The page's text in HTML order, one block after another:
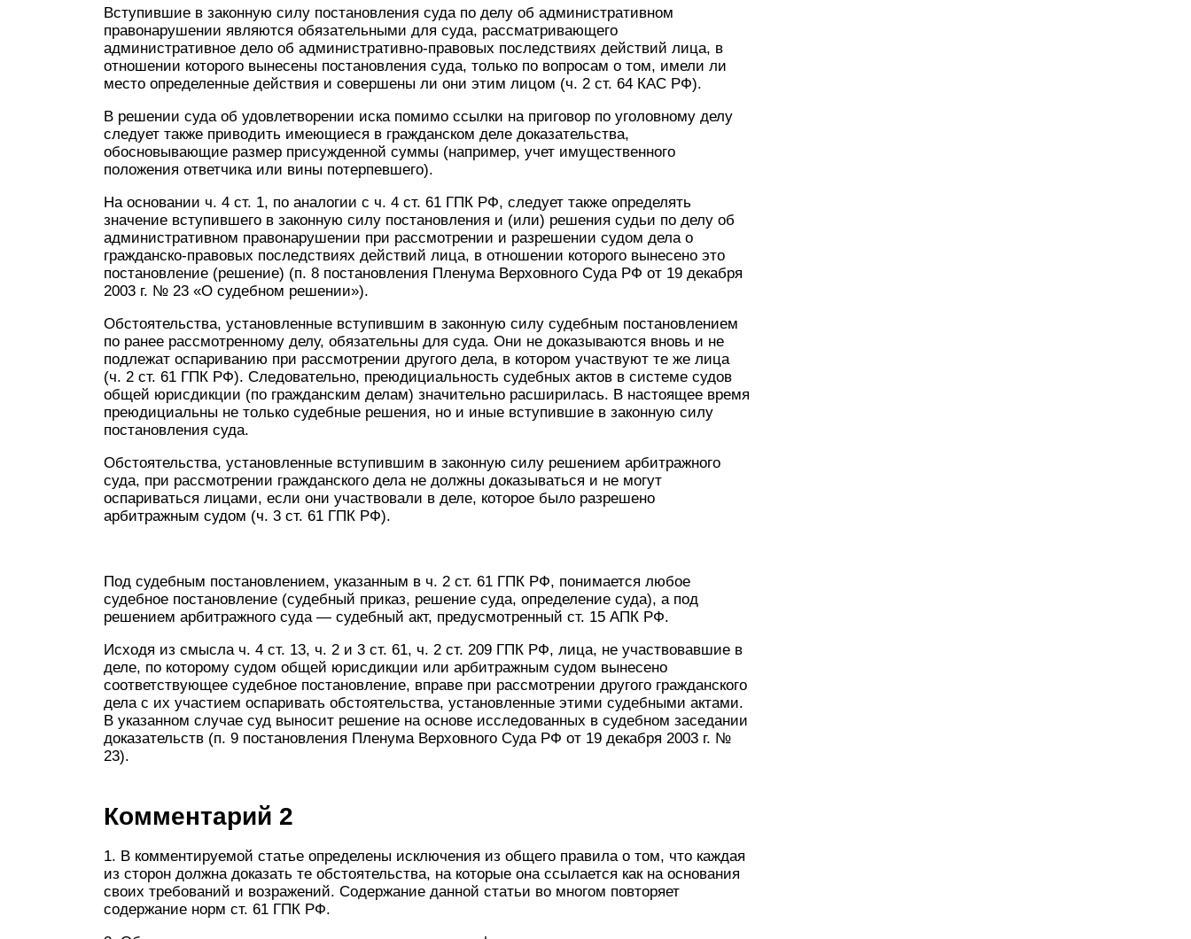
Вступившие в законную силу постановления суда по делу об административном
правонарушении являются обязательными для суда, рассматривающего
административное дело об административно-правовых последствиях действий лица, в
отношении которого вынесены постановления суда, только по вопросам о том, имели ли
место определенные действия и совершены ли они этим лицом (ч. 2 ст. 64 КАС РФ).
В решении суда об удовлетворении иска помимо ссылки на приговор по уголовному делу
следует также приводить имеющиеся в гражданском деле доказательства,
обосновывающие размер присужденной суммы (например, учет имущественного
положения ответчика или вины потерпевшего).
На основании ч. 4 ст. 1, по аналогии с ч. 4 ст. 61 ГПК РФ, следует также определять
значение вступившего в законную силу постановления и (или) решения судьи по делу об
административном правонарушении при рассмотрении и разрешении судом дела о
гражданско-правовых последствиях действий лица, в отношении которого вынесено это
постановление (решение) (п. 8 постановления Пленума Верховного Суда РФ от 19 декабря
2003 г. № 23 «О судебном решении»).
Обстоятельства, установленные вступившим в законную силу судебным постановлением
по ранее рассмотренному делу, обязательны для суда. Они не доказываются вновь и не
подлежат оспариванию при рассмотрении другого дела, в котором участвуют те же лица
(ч. 2 ст. 61 ГПК РФ). Следовательно, преюдициальность судебных актов в системе судов
общей юрисдикции (по гражданским делам) значительно расширилась. В настоящее время
преюдициальны не только судебные решения, но и иные вступившие в законную силу
постановления суда.
Обстоятельства, установленные вступившим в законную силу решением арбитражного
суда, при рассмотрении гражданского дела не должны доказываться и не могут
оспариваться лицами, если они участвовали в деле, которое было разрешено
арбитражным судом (ч. 3 ст. 61 ГПК РФ).
Под судебным постановлением, указанным в ч. 2 ст. 61 ГПК РФ, понимается любое
судебное постановление (судебный приказ, решение суда, определение суда), а под
решением арбитражного суда — судебный акт, предусмотренный ст. 15 АПК РФ.
Исходя из смысла ч. 4 ст. 13, ч. 2 и 3 ст. 61, ч. 2 ст. 209 ГПК РФ, лица, не участвовавшие в
деле, по которому судом общей юрисдикции или арбитражным судом вынесено
соответствующее судебное постановление, вправе при рассмотрении другого гражданского
дела с их участием оспаривать обстоятельства, установленные этими судебными актами.
В указанном случае суд выносит решение на основе исследованных в судебном заседании
доказательств (п. 9 постановления Пленума Верховного Суда РФ от 19 декабря 2003 г. №
23).
Комментарий 2
1. В комментируемой статье определены исключения из общего правила о том, что каждая
из сторон должна доказать те обстоятельства, на которые она ссылается как на основания
своих требований и возражений. Содержание данной статьи во многом повторяет
содержание норм ст. 61 ГПК РФ.